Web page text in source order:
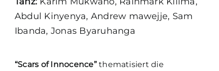
Archiv
Förderer
Abdul Kinyenya, Andrew mawejje, Sam
Ibanda, Jonas Byaruhanga
“Scars of Innocence”thematisiert die